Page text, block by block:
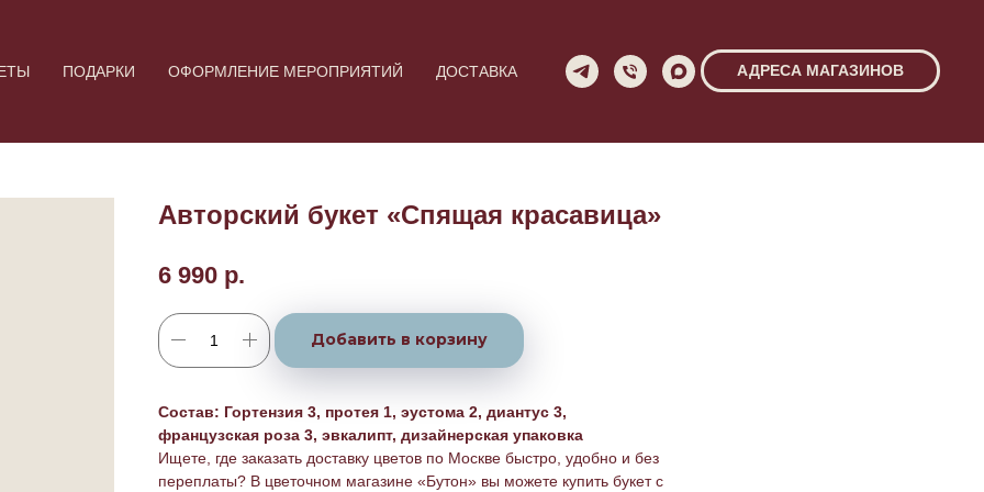
ПОДАРКИ ОФОРМЛЕНИЕ МЕРОПРИЯТИЙ ДОСТАВКА АДРЕСА МАГАЗИНОВ
Авторский букет «Спящая красавица»
6 990 р.
Добавить в корзину
Состав: Гортензия 3, протея 1, эустома 2, диантус 3,
французская роза 3, эвкалипт, дизайнерская упаковка
Ищете, где заказать доставку цветов по Москве быстро, удобно и без
переплаты? В цветочном магазине «Бутон» вы можете купить букет с